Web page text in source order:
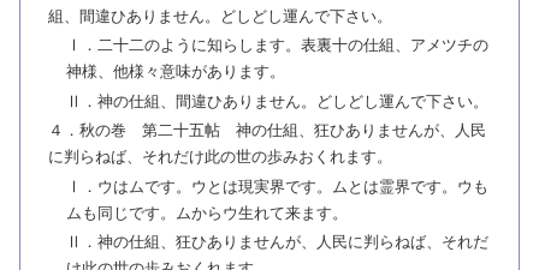
組、間違ひありません。どしどし運んで下さい。
Ⅰ．二十二のように知らします。表裏十の仕組、アメツチの
神様、他様々意味があります。
Ⅱ．神の仕組、間違ひありません。どしどし運んで下さい。
４．秋の巻 第二十五帖 神の仕組、狂ひありませんが、人民
に判らねば、それだけ此の世の歩みおくれます。
Ⅰ．ウはムです。ウとは現実界です。ムとは霊界です。ウも
ムも同じです。ムからウ生れて来ます。
Ⅱ．神の仕組、狂ひありませんが、人民に判らねば、それだ